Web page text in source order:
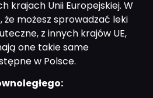
krajach Unii Europejskiej. W
możesz sprowadzać leki
z innych krajów UE,
one takie same
w Polsce.